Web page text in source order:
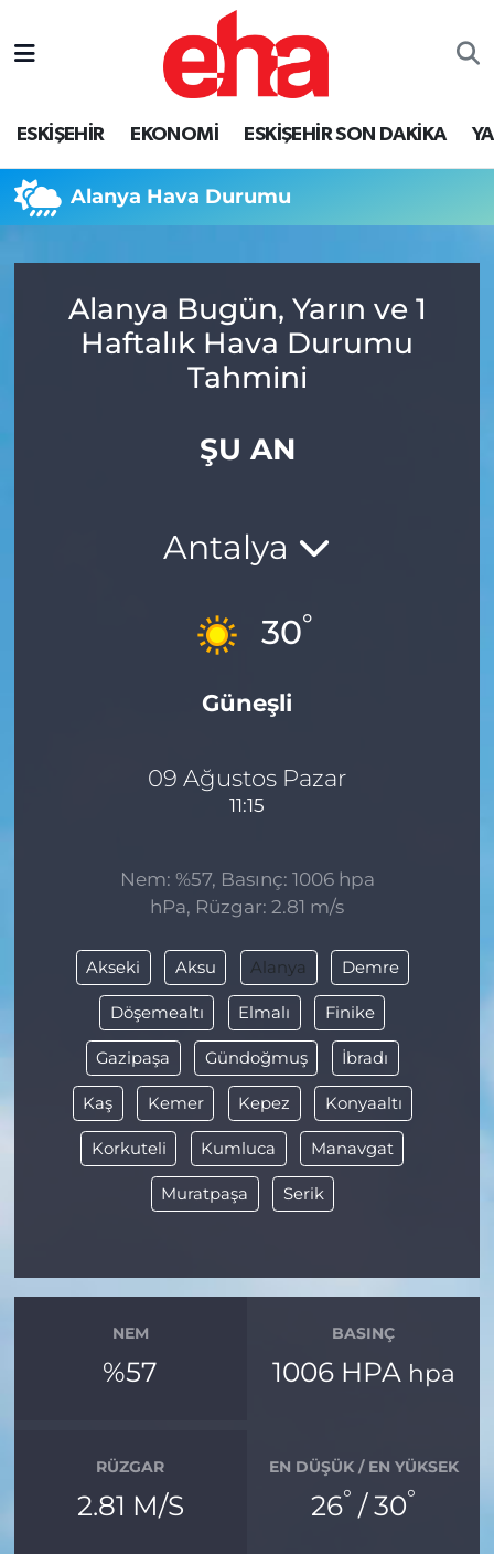
ESKİŞEHİR EKONOMİ ESKİŞEHİR SON DAKİKA
Alanya Hava Durumu
Alanya Bugün, Yarın ve 1
Haftalık Hava Durumu
Tahmini
ŞU AN
Antalya
30°
Güneşli
09 Ağustos Pazar
11:15
Nem: %57, Basınç: 1006 hpa
hPa, Rüzgar: 2.81 m/s
Akseki Aksu Alanya Demre
Döşemealtı Elmalı Finike
Gazipaşa Gündoğmuş İbradı
Kaş Kemer Kepez Konyaaltı
Korkuteli Kumluca Manavgat
Muratpaşa Serik
NEM
%57
BASINÇ
1006 HPA hpa
RÜZGAR
2.81 M/S
EN DÜŞÜK / EN YÜKSEK
26° / 30°